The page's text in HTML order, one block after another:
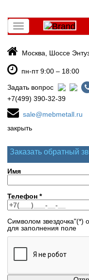
Toggle
navigation
Москва, Шоссе
пн-пт 9:00 – 18:00
Задать вопрос
+7(499) 390-32-39
sale@mebmetall.ru
закрыть
Заказать обратный
Имя
Телефон *
Символом звездочка"(*)
для заполнения поле